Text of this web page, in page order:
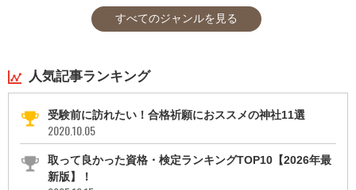
すべてのジャンルを見る
人気記事ランキング
受験前に訪れたい！合格祈願におススメの神社11選
2020.10.05
取って良かった資格・検定ランキングTOP10【2026年最
新版】！